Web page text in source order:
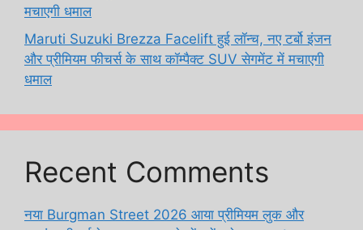
मचाएगी धमाल
Maruti Suzuki Brezza Facelift हुई लॉन्च, नए टर्बो इंजन
और प्रीमियम फीचर्स के साथ कॉम्पैक्ट SUV सेगमेंट में मचाएगी
धमाल
Recent Comments
नया Burgman Street 2026 आया प्रीमियम लुक और